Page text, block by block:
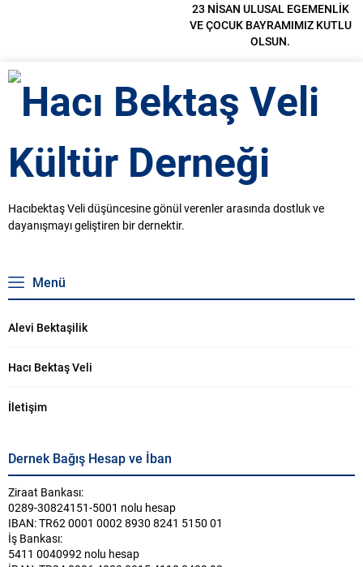
23 NİSAN ULUSAL EGEMENLİK
VE ÇOCUK BAYRAMIMIZ KUTLU
OLSUN.
Hacıbektaş Veli düşüncesine gönül verenler arasında dostluk ve
dayanışmayı geliştiren bir dernektir.
Menü
Alevi Bektaşilik
Hacı Bektaş Veli
İletişim
Dernek Bağış Hesap ve İban
Ziraat Bankası:
0289-30824151-5001 nolu hesap
IBAN: TR62 0001 0002 8930 8241 5150 01
İş Bankası:
5411 0040992 nolu hesap